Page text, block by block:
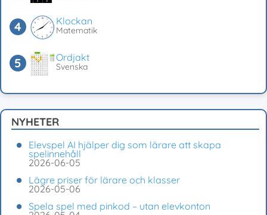
Klockan
Matematik
Ordjakt
Svenska
NYHETER
Elevspel AI hjälper dig som lärare att skapa
spelinnehåll
2026-06-05
Lägre priser för lärare och klasser
2026-05-06
Spela spel med pinkod – utan elevkonton